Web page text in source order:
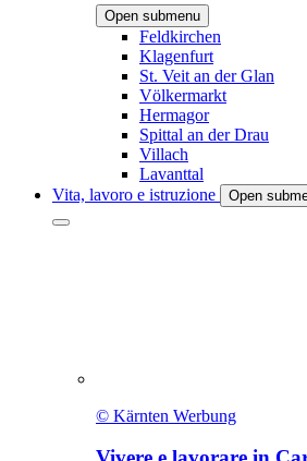
Open submenu
Feldkirchen
Klagenfurt
St. Veit an der Glan
Völkermarkt
Hermagor
Spittal an der Drau
Villach
Lavanttal
Vita, lavoro e istruzione
Open
© Kärnten Werbung